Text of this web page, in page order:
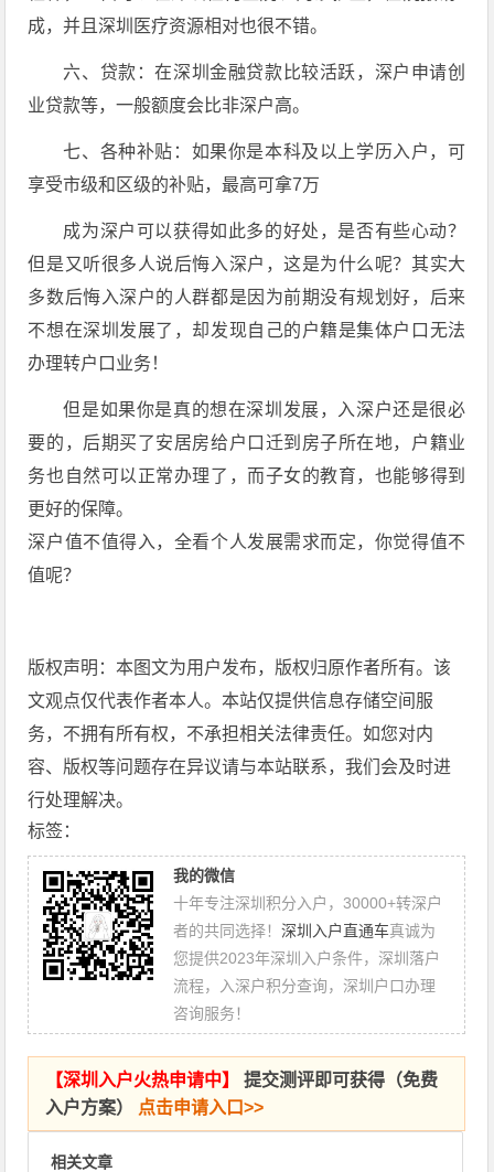
成，并且深圳医疗资源相对也很不错。
六、贷款：在深圳金融贷款比较活跃，深户申请创
业贷款等，一般额度会比非深户高。
七、各种补贴：如果你是本科及以上学历入户，可
享受市级和区级的补贴，最高可拿7万
成为深户可以获得如此多的好处，是否有些心动？
但是又听很多人说后悔入深户，这是为什么呢？其实大
多数后悔入深户的人群都是因为前期没有规划好，后来
不想在深圳发展了，却发现自己的户籍是集体户口无法
办理转户口业务！
但是如果你是真的想在深圳发展，入深户还是很必
要的，后期买了安居房给户口迁到房子所在地，户籍业
务也自然可以正常办理了，而子女的教育，也能够得到
更好的保障。
深户值不值得入，全看个人发展需求而定，你觉得值不
值呢？
版权声明：本图文为用户发布，版权归原作者所有。该
文观点仅代表作者本人。本站仅提供信息存储空间服
务，不拥有所有权，不承担相关法律责任。如您对内
容、版权等问题存在异议请与本站联系，我们会及时进
行处理解决。
标签：
我的微信
十年专注深圳积分入户，30000+转深户
者的共同选择！ 深圳入户直通车真诚为
您提供2023年深圳入户条件，深圳落户
流程，入深户积分查询，深圳户口办理
咨询服务！
【深圳入户火热申请中】
提交测评即可获得（免费
入户方案）
点击申请入口>>
相关文章